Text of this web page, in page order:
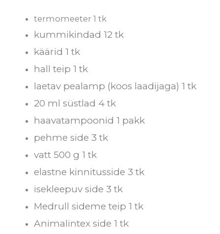
termomeeter 1 tk
kummikindad 12 tk
käärid 1 tk
hall teip 1 tk
laetav pealamp (koos laadijaga) 1 tk
20 ml süstlad 4 tk
haavatampoonid 1 pakk
pehme side 3 tk
vatt 500 g 1 tk
elastne kinnitusside 3 tk
isekleepuv side 3 tk
Medrull sideme teip 1 tk
Animalintex side 1 tk